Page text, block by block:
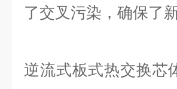
了交叉污染，确保了
逆流式板式热交换芯